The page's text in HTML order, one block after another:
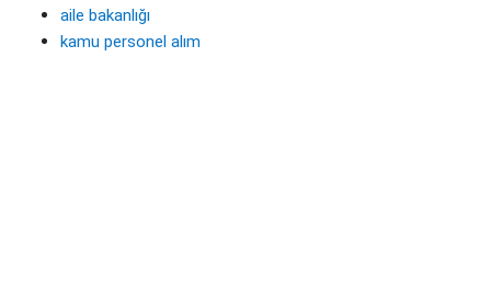
aile bakanlığı
kamu personel alım